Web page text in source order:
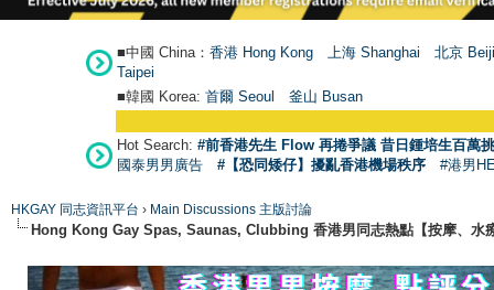
■中國 China： 香港 Hong Kong 上海 Shanghai
北京
Taipei
■韓國 Korea: 首爾 Seoul 釜山 Busan
Hot Search: #前香港先生 Flow 再捲爭議 昔日鍾培生百萬
國泰男男廣告
#【恐同矮仔】擾亂香港機場秩序 #港男
HKGAY 同志資訊平台 › Main Discussions 主版討論
Hong Kong Gay Spas, Saunas, Clubbing 香港男同志熱點【按摩、水